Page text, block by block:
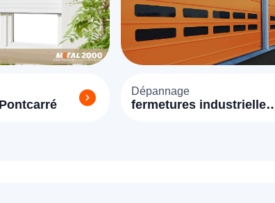
Dépannage
fermetures industrielle